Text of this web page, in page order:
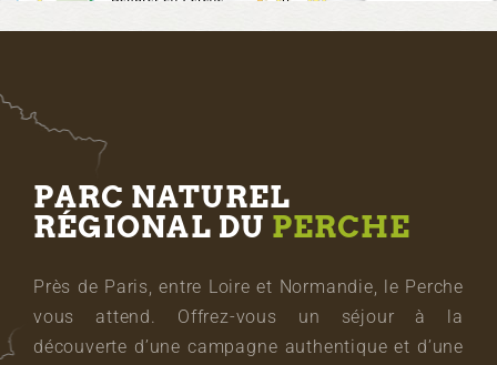
PARC NATUREL
RÉGIONAL DU PERCHE
Près de Paris, entre Loire et Normandie, le Perche
vous attend. Offrez-vous un séjour à la
découverte d’une campagne authentique et d’une